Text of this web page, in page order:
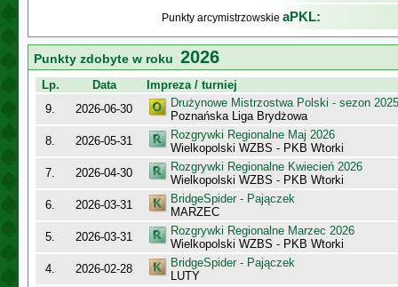
Punkty arcymistrzowskie aPKL:
Punkty zdobyte w roku 2026
Lp. Data
Impreza / turniej
9.
2026-06-30
Drużynowe Mistrzostwa Polski - sezon
Poznańska Liga Brydżowa
8.
2026-05-31
Rozgrywki Regionalne Maj 2026
Wielkopolski WZBS - PKB Wtorki
7.
2026-04-30
Rozgrywki Regionalne Kwiecień 2026
Wielkopolski WZBS - PKB Wtorki
6.
2026-03-31
BridgeSpider - Pajączek
MARZEC
5.
2026-03-31
Rozgrywki Regionalne Marzec 2026
Wielkopolski WZBS - PKB Wtorki
4.
2026-02-28
BridgeSpider - Pajączek
LUTY